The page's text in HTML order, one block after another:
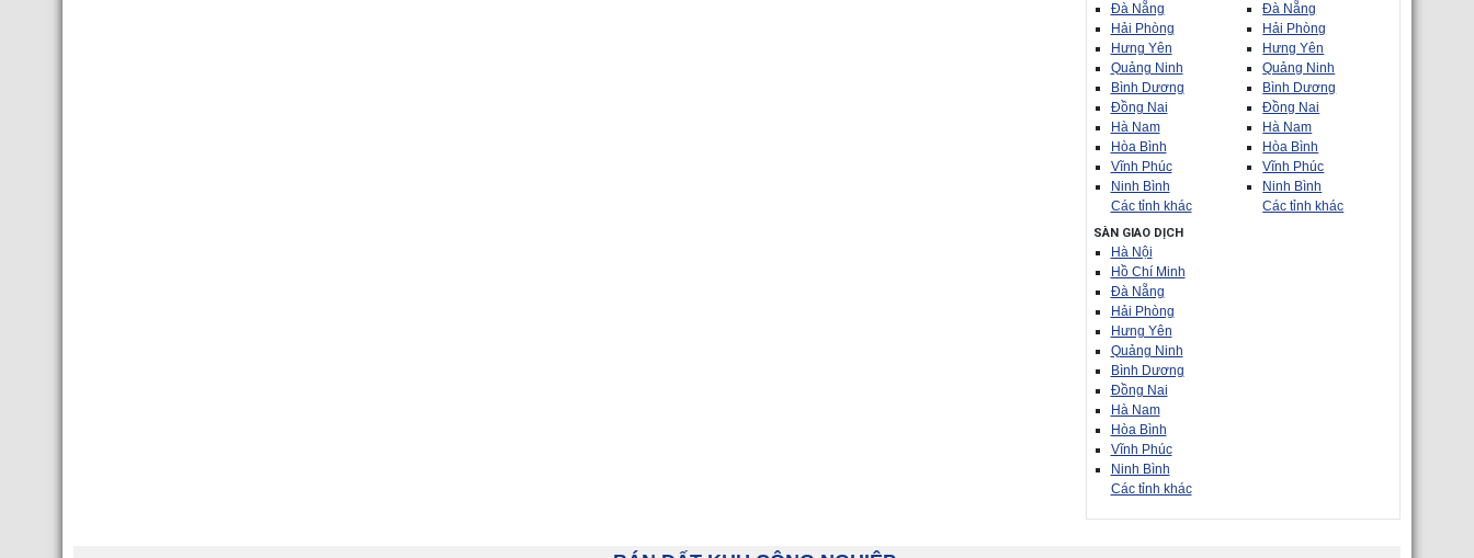
Đà Nẵng
Hải Phòng
Hưng Yên
Quảng Ninh
Bình Dương
Đồng Nai
Hà Nam
Hòa Bình
Vĩnh Phúc
Ninh Bình
Các tỉnh khác
Đà Nẵng
Hải Phòng
Hưng Yên
Quảng Ninh
Bình Dương
Đồng Nai
Hà Nam
Hòa Bình
Vĩnh Phúc
Ninh Bình
Các tỉnh khác
SÀN GIAO DỊCH
Hà Nội
Hồ Chí Minh
Đà Nẵng
Hải Phòng
Hưng Yên
Quảng Ninh
Bình Dương
Đồng Nai
Hà Nam
Hòa Bình
Vĩnh Phúc
Ninh Bình
Các tỉnh khác